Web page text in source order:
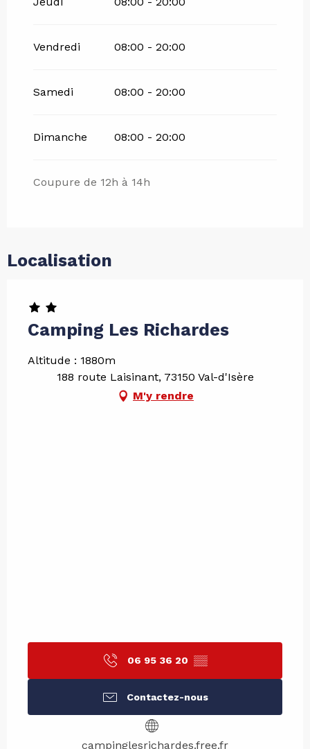
Vendredi 08:00 - 20:00
Samedi 08:00 - 20:00
Dimanche 08:00 - 20:00
Coupure de 12h à 14h
Localisation
Camping Les Richardes
Altitude : 1880m
188 route Laisinant, 73150 Val-d'Isère
M'y rendre
06 95 36 20 ▒▒
Contactez-nous
campinglesrichardes.free.fr